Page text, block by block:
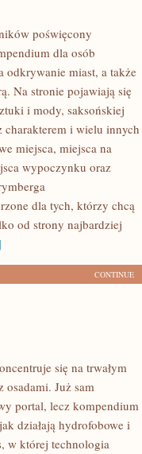
poświęcony
dla osób
odkrywanie miast, a także
Na stronie pojawiają się
i mody, saksońskiej
charakterem i wielu innych
miejsca, miejsca na
wypoczynku oraz
dla tych, którzy chcą
od strony najbardziej
CONTINUE
się na trwałym
osadami. Już sam
portal, lecz kompendium
działają hydrofobowe i
w której technologia